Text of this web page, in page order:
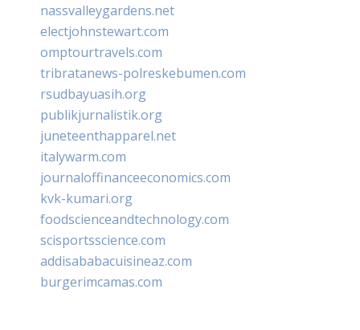
nassvalleygardens.net
electjohnstewart.com
omptourtravels.com
tribratanews-polreskebumen.com
rsudbayuasih.org
publikjurnalistik.org
juneteenthapparel.net
italywarm.com
journaloffinanceeconomics.com
kvk-kumari.org
foodscienceandtechnology.com
scisportsscience.com
addisababacuisineaz.com
burgerimcamas.com